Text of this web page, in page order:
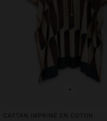
+
CAFTAN IMPRIMÉ EN COTON